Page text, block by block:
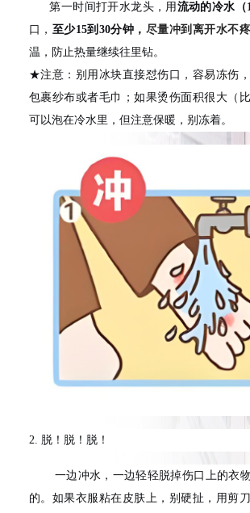
第一时间打开水龙头，用 流动的冷水（
口， 至少15到30分钟， 尽量冲到离开水不
温，防止热量继续往里钻。
★注意：别用冰块直接怼伤口，容易冻伤
包裹纱布或者毛巾；如果烫伤面积很大（
可以泡在冷水里，但注意保暖，别冻着。
2. 脱！脱！脱！
一边冲水，一边轻轻脱掉伤口上的衣
的。如果衣服粘在皮肤上，别硬扯，用剪